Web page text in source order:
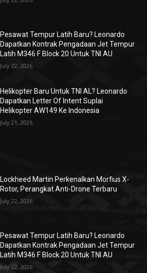
Pesawat Tempur Latih Baru? Leonardo
Dapatkan Kontrak Pengadaan Jet Tempur
Latih M346 F Block 20 Untuk TNI AU
July 22, 2026
Helikopter Baru Untuk TNI AL? Leonardo
Dapatkan Letter Of Intent Suplai
Helikopter AW149 Ke Indonesia
July 21, 2026
Lockheed Martin Perkenalkan Morfius X-
Rotor, Perangkat Anti-Drone Terbaru
July 22, 2026
Pesawat Tempur Latih Baru? Leonardo
Dapatkan Kontrak Pengadaan Jet Tempur
Latih M346 F Block 20 Untuk TNI AU
July 22, 2026